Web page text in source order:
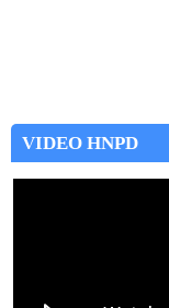
VIDEO HNPD